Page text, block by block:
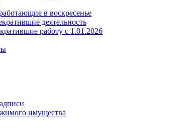
в воскресенье
деятельность
работу с 1.01.2026
имущества